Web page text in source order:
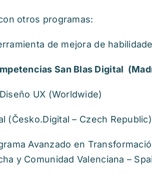
otros programas:
de mejora de
San Blas Digital
UX (Worldwide)
(Česko.Digital – Czech Republic)
Avanzado en
y Comunidad Valenciana –